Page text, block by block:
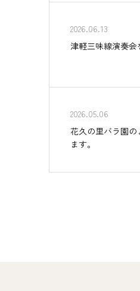
2026.06.13
津軽三味線演奏会
2026.05.06
花久の里バラ園
ます。